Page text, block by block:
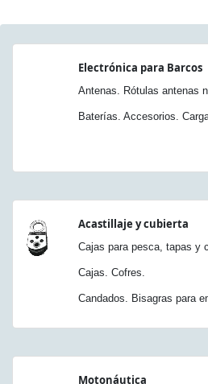
Electrónica para Barcos
Antenas. Rótulas antenas
Baterías. Accesorios.
Acastillaje y cubierta
Cajas para pesca, tapas y
Cajas. Cofres.
Candados. Bisagras para
Motonáutica